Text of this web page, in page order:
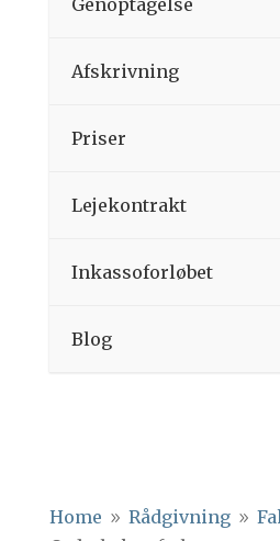
Afskrivning
Priser
Lejekontrakt
Inkassoforløbet
Blog
Home 9 Rådgivning 9